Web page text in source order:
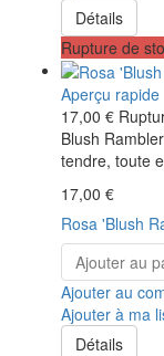
Détails
Rupture de
Aperçu rapide
17,00 €
Blush
tendre, toute
17,00 €
Rosa 'Blush
Ajouter au
Ajouter au
Ajouter à ma
Détails